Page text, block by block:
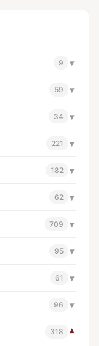
9 ▾
59 ▾
34 ▾
221 ▾
182 ▾
62 ▾
709 ▾
95 ▾
61 ▾
96 ▾
318 ▾